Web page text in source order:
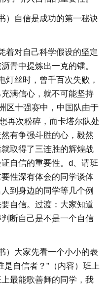
）自信是成功的第一秘诀
着对自己科学假设的坚定
青中提炼出一克的镭。
灯丝时，曾千百次失败，
满信心，就不可能坚持
区十强赛中，中国队由于
再次粉碎，而卡塔尔队处
有争强斗胜的心，毅然
取得了三连胜的辉煌战
自信的重要性。d、请班
性深有体会的同学谈体
到身边的同学等几个例
自信。过渡：大家知道
断自己是不是一个自信
）大家先看一个小小的表
是自信者？”（内容）班上
最能歌善舞的同学，我